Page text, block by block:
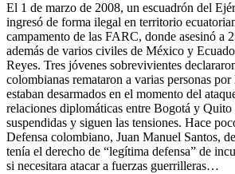
El 1 de marzo de 2008, un escuadrón del
ingresó de forma ilegal en territorio
campamento de las FARC, donde asesinó a
además de varios civiles de México y
Reyes. Tres jóvenes sobrevivientes
colombianas remataron a varias personas
estaban desarmados en el momento del
relaciones diplomáticas entre Bogotá y Quito
suspendidas y siguen las tensiones. Hace
Defensa colombiano, Juan Manuel Santos,
tenía el derecho de “legítima defensa” de
si necesitara atacar a fuerzas guerrilleras…